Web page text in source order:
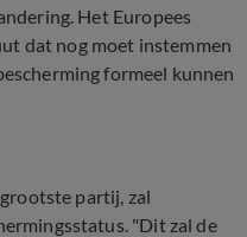
Het Europees
dat nog moet instemmen
formeel kunnen
partij, zal
"Dit zal de